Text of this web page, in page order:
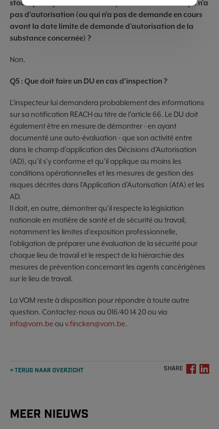
stock qu'il a précédemment reçue d'un fournisseur qui n'a
pas d'autorisation (ou qui n'a pas de demande en cours
avant la date limite de demande d’autorisation de la
substance concernée) ?
Non.
Q5 : Que doit faire un DU en cas d'inspection ?
L'inspecteur lui demandera probablement des informations
sur sa notification REACH au titre de l'article 66. Le DU doit
également être en mesure de démontrer - en ayant
documenté une auto-évaluation - que son activité entre
dans le champ d'application des Décisions d’Autorisation
(AD), qu'il s'y conforme et qu'il applique au moins les
conditions opérationnelles et les mesures de gestion des
risques décrites dans l’Application d’Autorisation (AfA) et les
AD.
Il doit, en outre, démontrer qu'il respecte la législation
nationale en matière de santé et de sécurité au travail,
notamment les limites d'exposition professionnelle,
l'obligation de préparer une évaluation de la sécurité pour
chaque lieu de travail et le respect de la hiérarchie des
mesures de prévention concernant les agents cancérigènes
sur le lieu de travail.
La VOM reste à disposition pour répondre à toute autre
question. Contactez-nous au 016/40 14 20 ou via
info@vom.beou v.fincken@vom.be.
« TERUG NAAR OVERZICHT SHARE
MEER NIEUWS